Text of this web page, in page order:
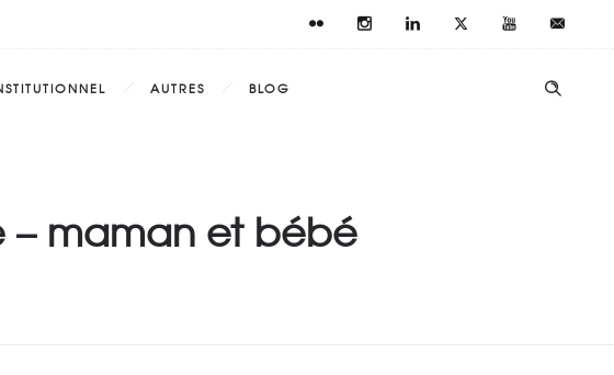
AUTRES
BLOG
– maman et bébé